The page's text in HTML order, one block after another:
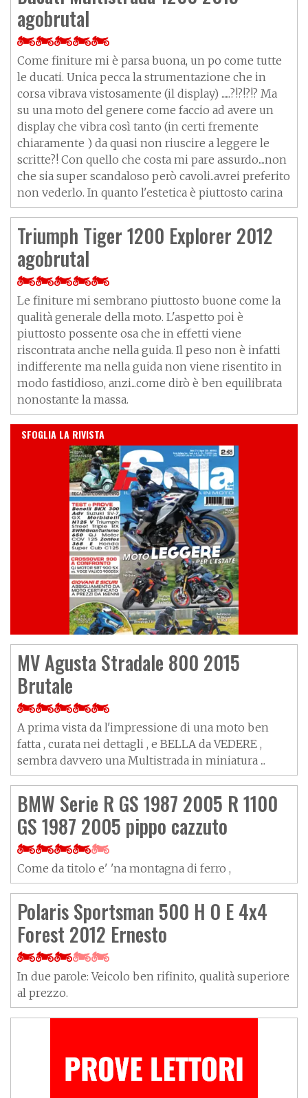
agobrutal
Come finiture mi è parsa buona, un po come tutte
le ducati. Unica pecca la strumentazione che in
corsa vibrava vistosamente (il display) ......?!?!?!? Ma
su una moto del genere come faccio ad avere un
display che vibra così tanto (in certi fremente
chiaramente ) da quasi non riuscire a leggere le
scritte?! Con quello che costa mi pare assurdo....non
che sia super scandaloso però cavoli..avrei preferito
non vederlo. In quanto l'estetica è piuttosto carina
Triumph Tiger 1200 Explorer 2012
agobrutal
Le finiture mi sembrano piuttosto buone come la
qualità generale della moto. L'aspetto poi è
piuttosto possente osa che in effetti viene
riscontrata anche nella guida. Il peso non è infatti
indifferente ma nella guida non viene risentito in
modo fastidioso, anzi...come dirò è ben equilibrata
nonostante la massa.
IN EDICOLA
SFOGLIA LA RIVISTA
MV Agusta Stradale 800 2015
Brutale
A prima vista da l'impressione di una moto ben
fatta , curata nei dettagli , e BELLA da VEDERE ,
sembra davvero una Multistrada in miniatura ...
BMW Serie R GS 1987 2005 R 1100
GS 1987 2005 pippo cazzuto
Come da titolo e' 'na montagna di ferro ,
Polaris Sportsman 500 H O E 4x4
Forest 2012 Ernesto
In due parole: Veicolo ben rifinito, qualità superiore
al prezzo.